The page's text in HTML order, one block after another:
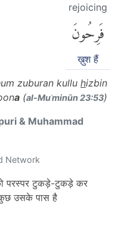
rejoicing
فَرِحُونَ
ख़ुश हैं
zuburan kullu hizbin
a (al-Muʾminūn 23:53)
& Muhammad
Network
परस्पर टुकड़े-टुकड़े कर
कुछ उसके पास है